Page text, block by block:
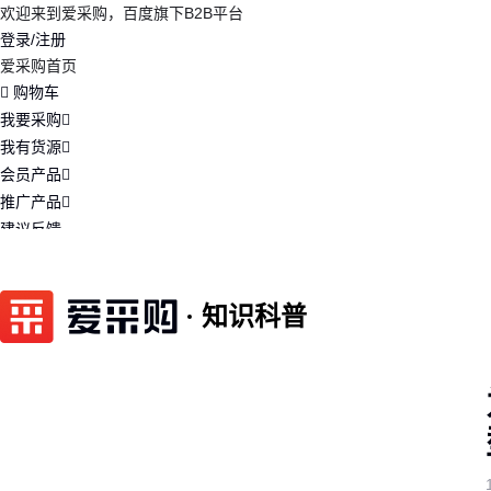
欢迎来到爱采购，百度旗下B2B平台
登录/注册
爱采购首页
购物车
我要采购
我有货源
会员产品
推广产品
建议反馈
知识科普